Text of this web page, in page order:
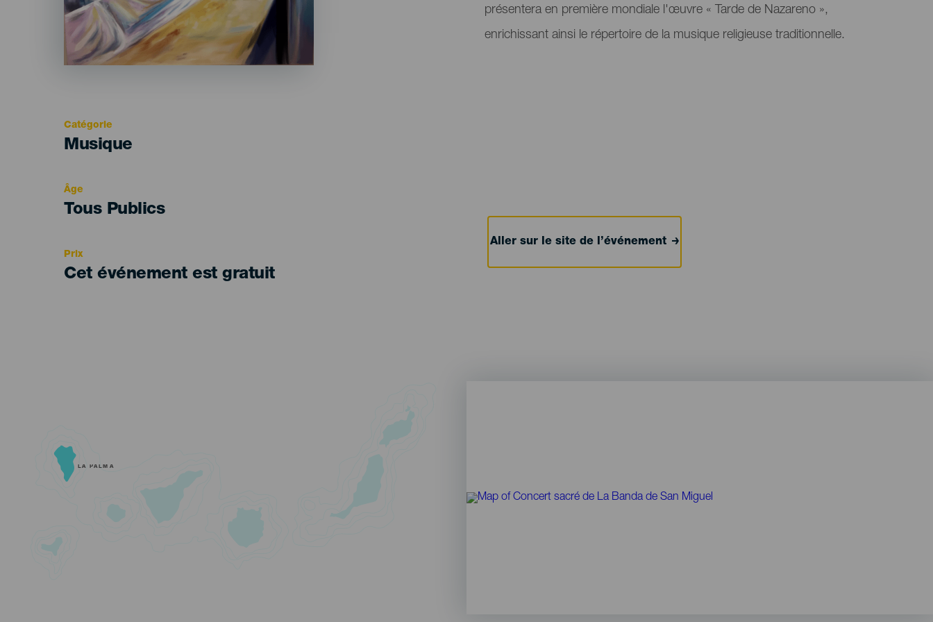
présentera en première mondiale l'œuvre « Tarde de Nazareno »,
enrichissant ainsi le répertoire de la musique religieuse traditionnelle.
Catégorie
Categoría
Musique
Âge
Edad
Tous Publics
Prix
Cet événement est gratuit
Aller sur le site de l’événement
LA PALMA